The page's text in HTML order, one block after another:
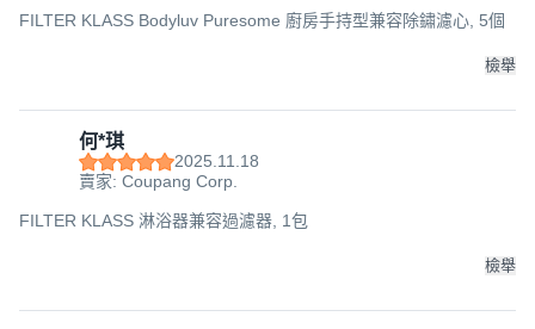
FILTER KLASS Bodyluv Puresome 廚房手持型兼容除鏽濾心, 5個
檢舉
何*琪
2025.11.18
賣家: Coupang Corp.
FILTER KLASS 淋浴器兼容過濾器, 1包
檢舉